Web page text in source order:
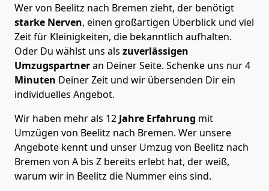
Wer von Beelitz nach Bremen zieht, der benötigt
starke Nerven, einen großartigen Überblick und viel
Zeit für Kleinigkeiten, die bekanntlich aufhalten.
Oder Du wählst uns als zuverlässigen
Umzugspartneran Deiner Seite. Schenke uns nur4
Minuten Deiner Zeit und wir übersenden Dir ein
individuelles Angebot.
Wir haben mehr als 12 Jahre Erfahrung mit
Umzügen von Beelitz nach Bremen. Wer unsere
Angebote kennt und unser Umzug von Beelitz nach
Bremen von A bis Z bereits erlebt hat, der weiß,
warum wir in Beelitz die Nummer eins sind.